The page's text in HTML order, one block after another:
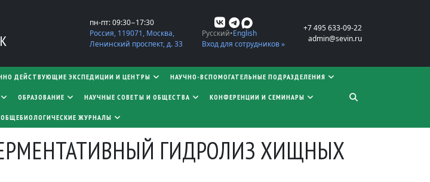
пн-пт: 09:30−17:30
Россия, 119071, Москва,
Ленинский проспект, д. 33
Русский English
Вход для сотрудников »
+7 495 633-09-22
admin@sevin.ru
ДЕЙСТВУЮЩИЕ ЭКСПЕДИЦИИ И ЦЕНТРЫ НАУЧНО-ВСПОМОГАТЕЛЬНЫЕ ПОДРАЗДЕЛЕНИЯ
ОБРАЗОВАНИЕ НАУЧНЫЕ СОВЕТЫ И ОБЩЕСТВА КОНФЕРЕНЦИИ И СЕМИНАРЫ
ОБЩЕБИОЛОГИЧЕСКИЕ ЖУРНАЛЫ
ГИДРОЛИЗ ХИЩНЫХ